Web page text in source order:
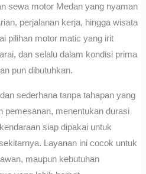
sewa motor Medan yang nyaman
perjalanan kerja, hingga wisata
pilihan motor matic yang irit
dan selalu dalam kondisi prima
pun dibutuhkan.
sederhana tanpa tahapan yang
pemesanan, menentukan durasi
siap dipakai untuk
Layanan ini cocok untuk
maupun kebutuhan